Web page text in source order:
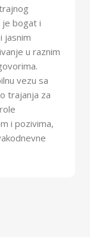
je bogat i
jasnim
u raznim
vezu sa
trajanja za
i pozivima,